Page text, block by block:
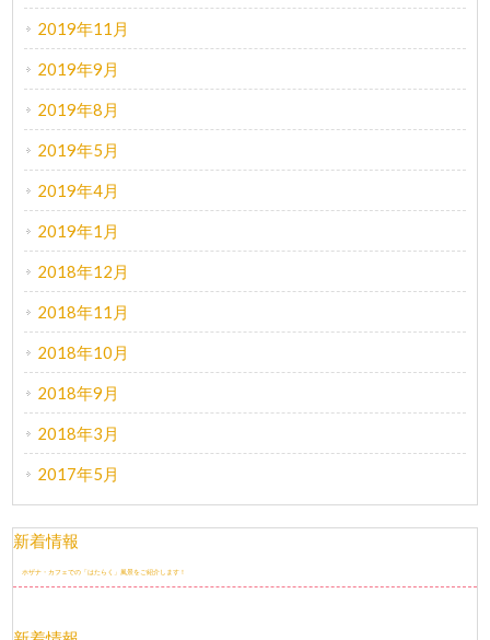
2019年11月
2019年9月
2019年8月
2019年5月
2019年4月
2019年1月
2018年12月
2018年11月
2018年10月
2018年9月
2018年3月
2017年5月
新着情報
ホザナ・カフェでの「はたらく」風景をご紹介します！